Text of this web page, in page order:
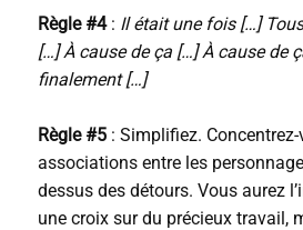
Règle #4: Il était une fois […]
[…] À cause de ça […] À cause de
finalement […]
Règle #5: Simplifiez. Concentrez-
associations entre les
dessus des détours. Vous aurez
une croix sur du précieux travail,